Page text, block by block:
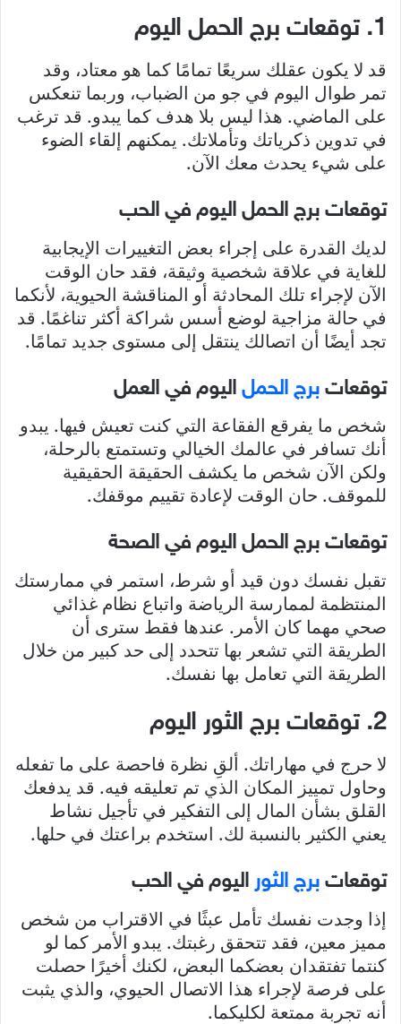
1. توقعات برج الحمل اليوم
قد لا يكون عقلك سريعًا تمامًا كما هو معتاد، وقد
تمر طوال اليوم في جو من الضباب، وربما تنعكس
على الماضي. هذا ليس بلا هدف كما يبدو. قد ترغب
في تدوين ذكرياتك وتأملاتك. يمكنهم إلقاء الضوء
على شيء يحدث معك الآن.
توقعات برج الحمل اليوم في الحب
لديك القدرة على إجراء بعض التغييرات الإيجابية
للغاية في علاقة شخصية وثيقة، فقد حان الوقت
الآن لإجراء تلك المحادثة أو المناقشة الحيوية، لأنكما
في حالة مزاجية لوضع أسس شراكة أكثر تناغمًا. قد
تجد أيضًا أن اتصالك ينتقل إلى مستوى جديد تمامًا.
توقعات برج الحمل اليوم في العمل
شخص ما يفرقع الفقاعة التي كنت تعيش فيها. يبدو
أنك تسافر في عالمك الخيالي وتستمتع بالرحلة،
ولكن الآن شخص ما يكشف الحقيقة الحقيقية
للموقف. حان الوقت لإعادة تقييم موقفك.
توقعات برج الحمل اليوم في الصحة
تقبل نفسك دون قيد أو شرط، استمر في ممارستك
المنتظمة لممارسة الرياضة واتباع نظام غذائي
صحي مهما كان الأمر. عندها فقط سترى أن
الطريقة التي تشعر بها تتحدد إلى حد كبير من خلال
الطريقة التي تعامل بها نفسك.
2. توقعات برج الثور اليوم
لا حرج في مهاراتك. ألقِ نظرة فاحصة على ما تفعله
وحاول تمييز المكان الذي تم تعليقه فيه. قد يدفعك
القلق بشأن المال إلى التفكير في تأجيل نشاط
يعني الكثير بالنسبة لك. استخدم براعتك في حلها.
توقعات برج الثور اليوم في الحب
إذا وجدت نفسك تأمل عبثًا في الاقتراب من شخص
مميز معين، فقد تتحقق رغبتك. يبدو الأمر كما لو
كنتما تفتقدان بعضكما البعض، لكنك أخيرًا حصلت
على فرصة لإجراء هذا الاتصال الحيوي، والذي يثبت
أنه تجربة ممتعة لكليكما.